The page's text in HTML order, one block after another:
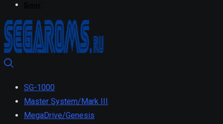
SG-1000
Master System/Mark III
MegaDrive/Genesis